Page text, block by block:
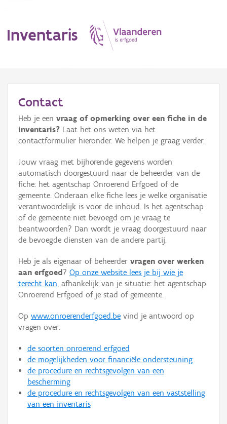
Inventaris
Erfgoedobject
Aanduidingsobject
Waarneming
Thema
Gebeurtenis
Persoon of collectief
Hergebruik
Aanmelden
Contact
Heb je een vraag of opmerking over een fiche in de
inventaris? Laat het ons weten via het
contactformulier hieronder. We helpen je graag verder.
Jouw vraag met bijhorende gegevens worden
automatisch doorgestuurd naar de beheerder van de
fiche: het agentschap Onroerend Erfgoed of de
gemeente. Onderaan elke fiche lees je welke organisatie
verantwoordelijk is voor de inhoud. Is het agentschap
of de gemeente niet bevoegd om je vraag te
beantwoorden? Dan wordt je vraag doorgestuurd naar
de bevoegde diensten van de andere partij.
Heb je als eigenaar of beheerder vragen over werken
aan erfgoed ? Op onze website lees je bij wie je
terecht kan, afhankelijk van je situatie: het agentschap
Onroerend Erfgoed of je stad of gemeente.
Op www.onroerenderfgoed.be vind je antwoord op
vragen over:
de soorten onroerend erfgoed
de mogelijkheden voor financiële ondersteuning
de procedure en rechtsgevolgen van een
bescherming
de procedure en rechtsgevolgen van een vaststelling
van een inventaris